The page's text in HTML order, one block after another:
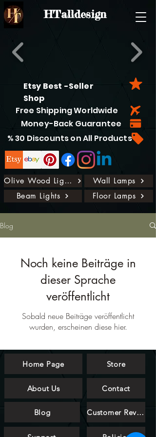
HTalldesign
Etsy Best -Seller
Shop
Free Shipping Worldwide
Money-Back Guarantee
% 30 Discounts on All Products
Olive Wood Lights
Wall Lamps
Beam Lights
Floor Lamps
Blog
Noch keine Beiträge in
dieser Sprache
veröffentlicht
Sobald neue Beiträge veröffentlicht
wurden, erscheinen diese hier.
Home Page
About Us
Blog
Store
Contact
Customer Reviews